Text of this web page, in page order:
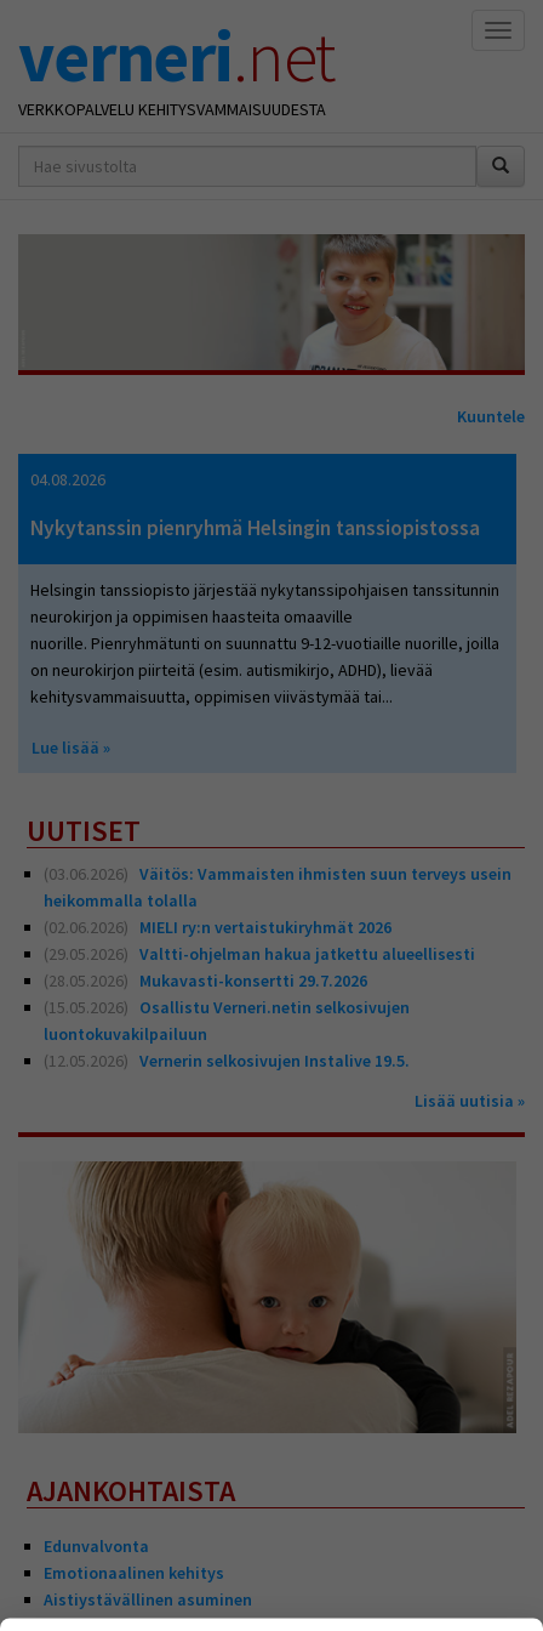
verneri.net
VERKKOPALVELU KEHITYSVAMMAISUUDESTA
hakusana(t)
Kuuntele
04.08.2026
Nykytanssin pienryhmä Helsingin tanssiopistossa
Helsingin tanssiopisto järjestää nykytanssipohjaisen tanssitunnin
neurokirjon ja oppimisen haasteita omaaville
nuorille. Pienryhmätunti on suunnattu 9-12-vuotiaille nuorille, joilla
on neurokirjon piirteitä (esim. autismikirjo, ADHD), lievää
kehitysvammaisuutta, oppimisen viivästymää tai...
Lue lisää about Nykytanssin pienryhmä Helsingin
UUTISET
(03.06.2026) Väitös: Vammaisten ihmisten suun terveys usein
heikommalla tolalla
(02.06.2026)
MIELI ry:n vertaistukiryhmät 2026
(29.05.2026) Valtti-ohjelman hakua jatkettu alueellisesti
(28.05.2026)
Mukavasti-konsertti 29.7.2026
(15.05.2026)
Osallistu Verneri.netin selkosivujen
luontokuvakilpailuun
(12.05.2026) Vernerin selkosivujen Instalive 19.5.
Lisää uutisia
AJANKOHTAISTA
Edunvalvonta
Emotionaalinen kehitys
Aistiystävällinen asuminen
Monen mutkan kautta sopivaan kotiin